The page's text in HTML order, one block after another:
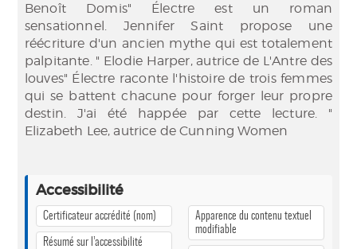
Benoît Domis" Électre est un roman
sensationnel. Jennifer Saint propose une
réécriture d'un ancien mythe qui est totalement
palpitante. " Elodie Harper, autrice de L'Antre des
louves" Électre raconte l'histoire de trois femmes
qui se battent chacune pour forger leur propre
destin. J'ai été happée par cette lecture. "
Elizabeth Lee, autrice de Cunning Women
Accessibilité
Certificateur accrédité (nom)
Résumé sur l’accessibilité
Apparence du contenu textuel
modifiable